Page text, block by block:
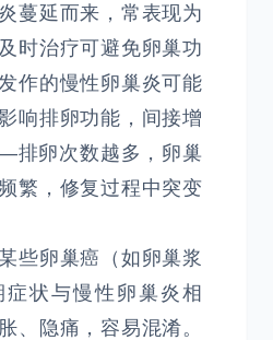
蔓延而来，常表现为
时治疗可避免卵巢功
作的慢性卵巢炎可能
响排卵功能，间接增
排卵次数越多，卵巢
繁，修复过程中突变
些卵巢癌（如卵巢浆
状与慢性卵巢炎相
、隐痛，容易混淆。